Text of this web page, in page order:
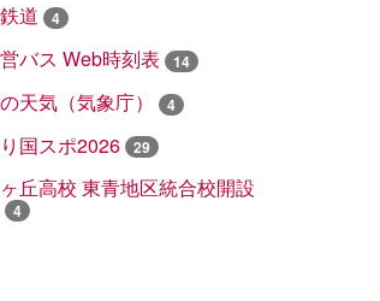
道 4
バス Web時刻表 14
天気（気象庁） 4
国スポ2026 29
丘高校 東青地区統合校開設
4